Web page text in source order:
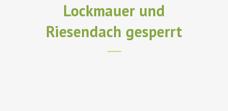
Lockmauer und
Riesendach gesperrt